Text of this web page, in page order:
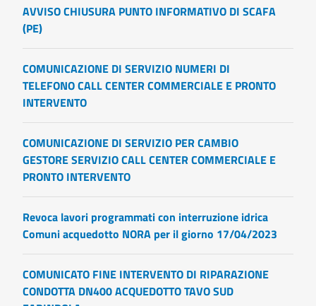
AVVISO CHIUSURA PUNTO INFORMATIVO DI SCAFA
(PE)
COMUNICAZIONE DI SERVIZIO NUMERI DI
TELEFONO CALL CENTER COMMERCIALE E PRONTO
INTERVENTO
COMUNICAZIONE DI SERVIZIO PER CAMBIO
GESTORE SERVIZIO CALL CENTER COMMERCIALE E
PRONTO INTERVENTO
Revoca lavori programmati con interruzione idrica
Comuni acquedotto NORA per il giorno 17/04/2023
COMUNICATO FINE INTERVENTO DI RIPARAZIONE
CONDOTTA DN400 ACQUEDOTTO TAVO SUD